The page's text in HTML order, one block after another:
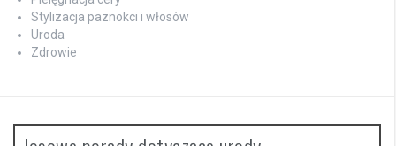
Stylizacja paznokci i włosów
Uroda
Zdrowie